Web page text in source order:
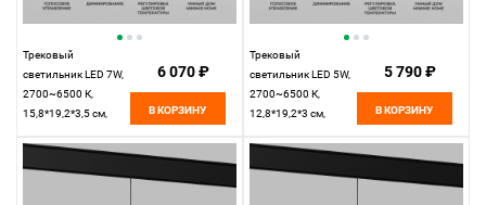
Трековый
светильник LED 7W,
2700~6500 К,
15,8*19,2*3,5 см,
Elektrostandard Slim
Magnetic 85070/01
6 070 ₽
В КОРЗИНУ
Трековый
светильник LED 5W,
2700~6500 К,
12,8*19,2*3 см,
Elektrostandard Slim
Magnetic 85071/01
5 790 ₽
В КОРЗИНУ